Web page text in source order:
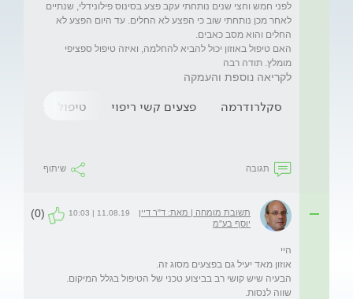
לפני חמש וחצי שנים נותחתי עקב פצע בסינוס פילונידלי, שנתיים
לאחר מכן נותחתי שוב כי הפצע לא החלים. עד היום הפצע לא
האם טיפול באוזון יכול להביא להחלמה, ואיזה טיפול ספציפי
מומלץ. תודה רבה
לקריאה נוספת והעמקה
סקלרודרמה פצעים קשי ריפוי טיפול באוזון
תגובה שיתוף
תשובת מומחה | מאת: ד"ר דיין
יוסף בע"מ
11.08.19 | 10:03
(0)
שווה לנסות.